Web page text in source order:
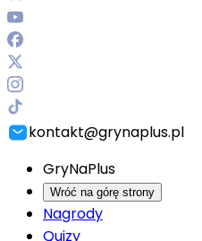
kontakt@grynaplus.pl
GryNaPlus
Wróć na górę strony
Nagrody
Quizy